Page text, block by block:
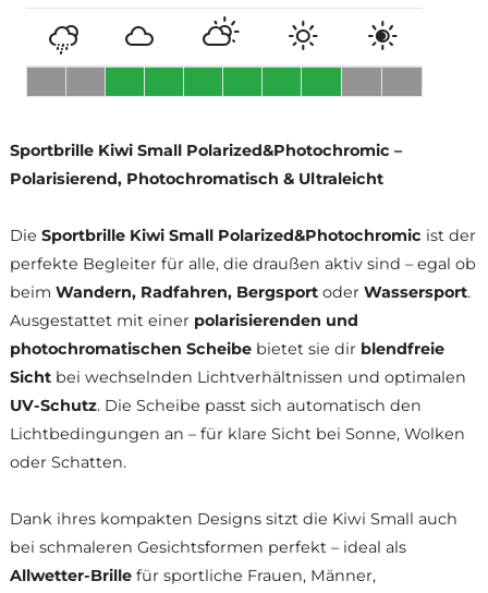
Sportbrille Kiwi Small Polarized&Photochromic –
Polarisierend, Photochromatisch & Ultraleicht
DieSportbrille Kiwi Small Polarized&Photochromic ist der
perfekte Begleiter für alle, die draußen aktiv sind – egal ob
beim Wandern, Radfahren, Bergsportoder Wassersport.
Ausgestattet mit einer polarisierenden und
photochromatischen Scheibe bietet sie dir blendfreie
Sicht bei wechselnden Lichtverhältnissen und optimalen
UV-Schutz. Die Scheibe passt sich automatisch den
Lichtbedingungen an – für klare Sicht bei Sonne, Wolken
oder Schatten.
Dank ihres kompakten Designs sitzt die Kiwi Small auch
bei schmaleren Gesichtsformen perfekt – ideal als
Allwetter-Brille für sportliche Frauen, Männer,